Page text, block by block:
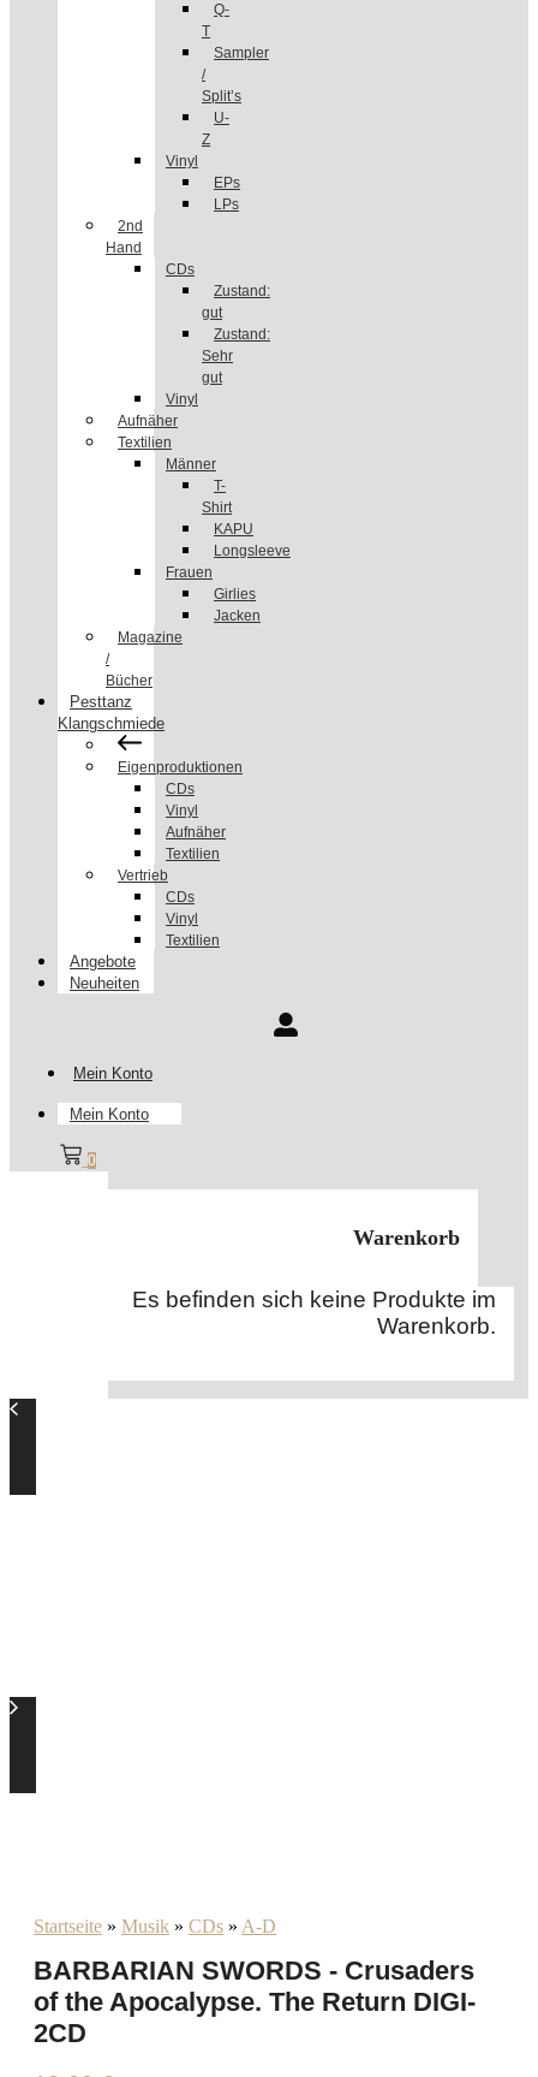
Q-
T
Sampler
/
Split’s
U-
Z
Vinyl
EPs
LPs
2nd
Hand
CDs
Zustand:
gut
Zustand:
Sehr
gut
Vinyl
Aufnäher
Textilien
Männer
T-
Shirt
KAPU
Longsleeve
Frauen
Girlies
Jacken
Magazine
/
Bücher
Pesttanz
Klangschmiede
Eigenproduktionen
CDs
Vinyl
Aufnäher
Textilien
Vertrieb
CDs
Vinyl
Textilien
Angebote
Neuheiten
Mein Konto
Mein Konto
0
Warenkorb
Es befinden sich keine Produkte im
Warenkorb.
Startseite » Musik » CDs » A-D
BARBARIAN SWORDS - Crusaders
of the Apocalypse. The Return DIGI-
2CD